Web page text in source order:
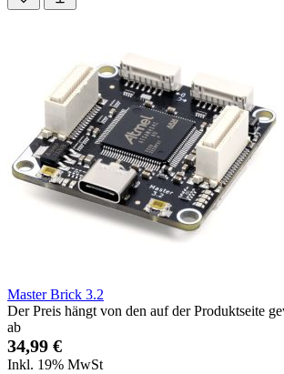
Master Brick 3.2
Der Preis hängt von den auf der Produktseite
ab
34,99 €
Inkl. 19% MwSt